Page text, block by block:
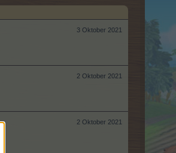
3 Oktober 2021
2 Oktober 2021
2 Oktober 2021